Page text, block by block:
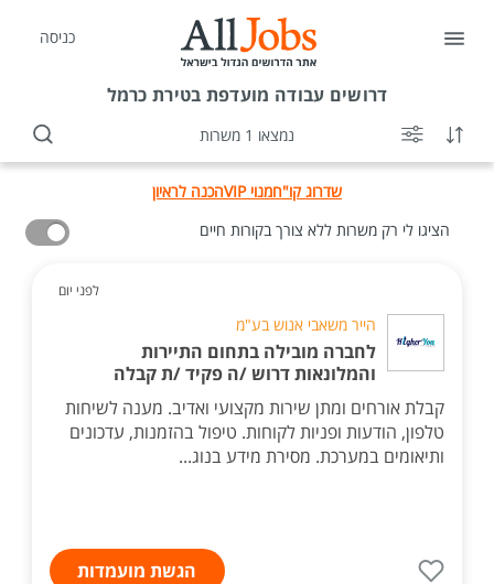
כניסה
דרושים עבודה מועדפת בטירת כרמל
נמצאו 1 משרות
שדרוג קו"חמנוי VIP
הכנה לראיון
הציגו לי רק משרות ללא צורך בקורות חיים
לפני יום
הייר משאבי אנוש בע"מ
לחברה מובילה בתחום התיירות
והמלונאות דרוש /ה פקיד /ת קבלה
קבלת אורחים ומתן שירות מקצועי ואדיב. מענה לשיחות
טלפון, הודעות ופניות לקוחות. טיפול בהזמנות, עדכונים
ותיאומים במערכת. מסירת מידע בנוג...
הגשת מועמדות